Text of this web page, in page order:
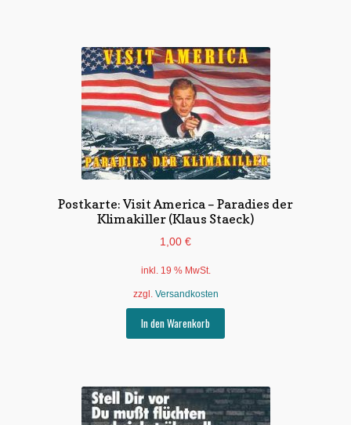
Gummiertes Papier
Postkarte: Visit America – Paradies der
Klimakiller (Klaus Staeck)
1,00 €
inkl. 19 % MwSt.
zzgl. Versandkosten
In den Warenkorb